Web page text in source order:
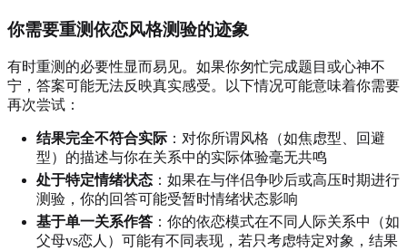
你需要重测依恋风格测验的迹象
有时重测的必要性显而易见。如果你匆忙完成题目或心神不
宁，答案可能无法反映真实感受。以下情况可能意味着你需要
再次尝试：
结果完全不符合实际 ：对你所谓风格（如焦虑型、回避
型）的描述与你在关系中的实际体验毫无共鸣
处于特定情绪状态 ：如果在与伴侣争吵后或高压时期进行
测验，你的回答可能受暂时情绪状态影响
基于单一关系作答 ：你的依恋模式在不同人际关系中（如
父母vs恋人）可能有不同表现，若只考虑特定对象，结果